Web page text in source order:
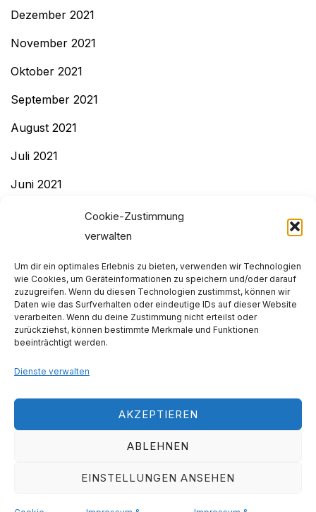
Cookie-Zustimmung
verwalten
Um dir ein optimales Erlebnis zu bieten, verwenden wir Technologien
wie Cookies, um Geräteinformationen zu speichern und/oder darauf
zuzugreifen. Wenn du diesen Technologien zustimmst, können wir
Daten wie das Surfverhalten oder eindeutige IDs auf dieser Website
verarbeiten. Wenn du deine Zustimmung nicht erteilst oder
zurückziehst, können bestimmte Merkmale und Funktionen
beeinträchtigt werden.
Dienste verwalten
AKZEPTIEREN
ABLEHNEN
EINSTELLUNGEN ANSEHEN
Dezember 2021
November 2021
Oktober 2021
September 2021
August 2021
Juli 2021
Juni 2021
Dezember 2020
November 2020
Dezember 2019
Impressum & Datenschutz